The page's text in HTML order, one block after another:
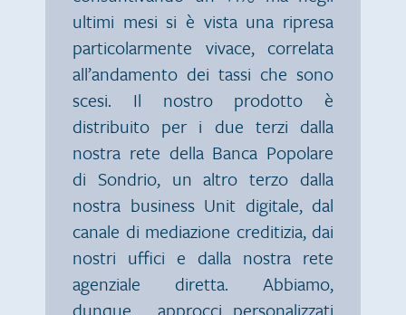
ultimi mesi si è vista una ripresa
particolarmente vivace, correlata
all’andamento dei tassi che sono
scesi. Il nostro prodotto è
distribuito per i due terzi dalla
nostra rete della Banca Popolare
di Sondrio, un altro terzo dalla
nostra business Unit digitale, dal
canale di mediazione creditizia, dai
nostri uffici e dalla nostra rete
agenziale diretta. Abbiamo,